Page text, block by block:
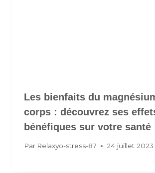
Les bienfaits du
corps : découvrez ses
bénéfiques sur votre santé
Par Relaxyo-stress-87 24 juillet 2023